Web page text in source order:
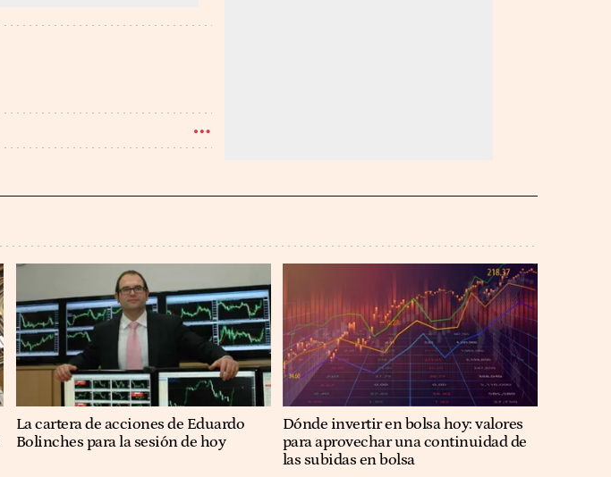
La cartera de acciones de Eduardo
Bolinches para la sesión de hoy
Dónde invertir en bolsa hoy: valores
para aprovechar una continuidad de
las subidas en bolsa